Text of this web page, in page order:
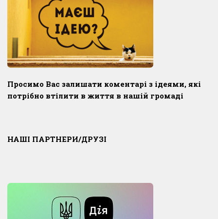
Просимо Вас залишати коментарі з ідеями, які
потрібно втілити в життя в нашій громаді
НАШІ ПАРТНЕРИ/ДРУЗІ